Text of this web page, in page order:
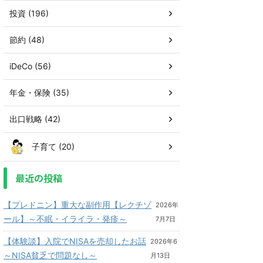
投資 (196)
節約 (48)
iDeCo (56)
年金・保険 (35)
出口戦略 (42)
子育て (20)
最近の投稿
【プレドニン】重大な副作用【レクチゾ
ール】～不眠・イライラ・発疹～
2026年
7月7日
【体験談】入院でNISAを売却したお話
～NISA貧乏で問題なし～
2026年6
月13日